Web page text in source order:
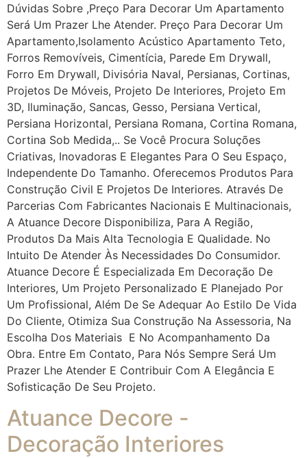
Dúvidas Sobre ,Preço Para Decorar Um Apartamento
Será Um Prazer Lhe Atender. Preço Para Decorar Um
Apartamento,Isolamento Acústico Apartamento Teto,
Forros Removíveis, Cimentícia, Parede Em Drywall,
Forro Em Drywall, Divisória Naval, Persianas, Cortinas,
Projetos De Móveis, Projeto De Interiores, Projeto Em
3D, Iluminação, Sancas, Gesso, Persiana Vertical,
Persiana Horizontal, Persiana Romana, Cortina Romana,
Cortina Sob Medida,.. Se Você Procura Soluções
Criativas, Inovadoras E Elegantes Para O Seu Espaço,
Independente Do Tamanho. Oferecemos Produtos Para
Construção Civil E Projetos De Interiores. Através De
Parcerias Com Fabricantes Nacionais E Multinacionais,
A Atuance Decore Disponibiliza, Para A Região,
Produtos Da Mais Alta Tecnologia E Qualidade. No
Intuito De Atender Às Necessidades Do Consumidor.
Atuance Decore É Especializada Em Decoração De
Interiores, Um Projeto Personalizado E Planejado Por
Um Profissional, Além De Se Adequar Ao Estilo De Vida
Do Cliente, Otimiza Sua Construção Na Assessoria, Na
Escolha Dos Materiais E No Acompanhamento Da
Obra. Entre Em Contato, Para Nós Sempre Será Um
Prazer Lhe Atender E Contribuir Com A Elegância E
Sofisticação De Seu Projeto.
Atuance Decore -
Decoração Interiores